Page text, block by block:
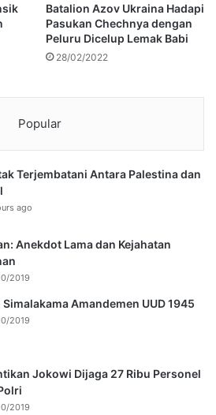
Batalion Azov Ukraina Hadapi
Pasukan Chechnya dengan
Peluru Dicelup Lemak Babi
28/02/2022
Popular
Terjembatani Antara Palestina dan
ago
Anekdot Lama dan Kejahatan
2019
Simalakama Amandemen UUD 1945
2019
Jokowi Dijaga 27 Ribu Personel
2019